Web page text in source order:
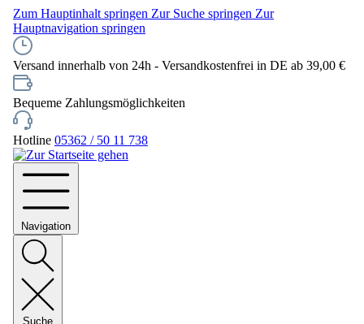
Zum Hauptinhalt springen Zur Suche springen Zur
Hauptnavigation springen
Versand innerhalb von 24h - Versandkostenfrei in DE ab 39,00 €
Bequeme Zahlungsmöglichkeiten
Hotline 05362 / 50 11 738
Navigation
Suche